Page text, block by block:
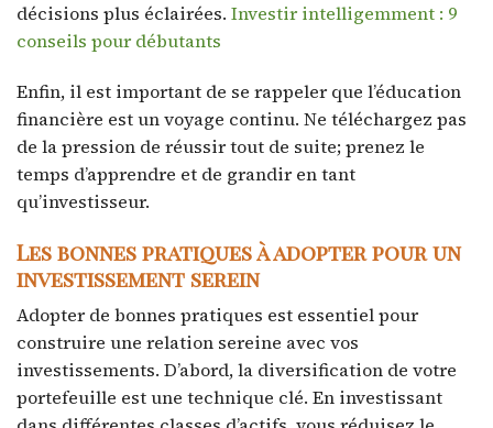
décisions plus éclairées. Investir intelligemment : 9
conseils pour débutants
Enfin, il est important de se rappeler que l’éducation
financière est un voyage continu. Ne téléchargez pas
de la pression de réussir tout de suite; prenez le
temps d’apprendre et de grandir en tant
qu’investisseur.
Les bonnes pratiques à adopter pour un
investissement serein
Adopter de bonnes pratiques est essentiel pour
construire une relation sereine avec vos
investissements. D’abord, la diversification de votre
portefeuille est une technique clé. En investissant